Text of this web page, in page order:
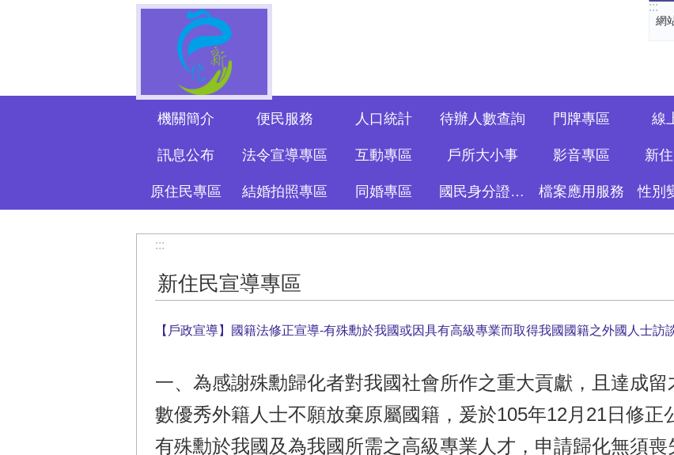
:::
網
機關簡介 便民服務 人口統計 待辦人數查詢 門牌專區 線
訊息公布 法令宣導專區 互動專區 戶所大小事 影音專區 新
原住民專區 結婚拍照專區 同婚專區 國民身分證資訊專區 檔案應用服務 性別
:::
新住民宣導專區
【戶政宣導】國籍法修正宣導-有殊勳於我國或因具有高級專業而取得我國國籍之外國人士訪
一、為感謝殊勳歸化者對我國社會所作之重大貢獻，且達成
數優秀外籍人士不願放棄原屬國籍，爰於105年12月21日修正
有殊勳於我國及為我國所需之高級專業人才，申請歸化無須喪